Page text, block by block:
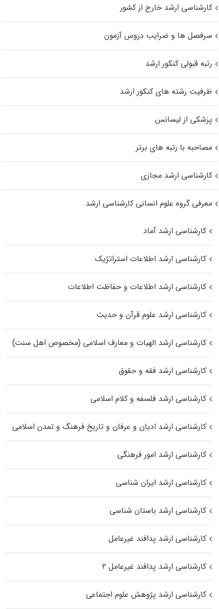
کارشناسی ارشد خارج از کشور
سرفصل ها و ضرایب دروس آزمون
رتبه قبولی کنکور ارشد
ظرفیت رشته های کنکور ارشد
پزشکی از لیسانس
مصاحبه با رتبه های برتر
کارشناسی ارشد مجازی
معرفی گروه علوم انسانی کارشناسی ارشد
کارشناسی ارشد آماد
کارشناسی ارشد اطلاعات استراتژیک
کارشناسی ارشد اطلاعات و حفاظت اطلاعات
کارشناسی ارشد علوم قرآن و حدیث
کارشناسی ارشد الهیات و معارف اسلامی (مخصوص اهل سنت)
کارشناسی ارشد فقه و حقوق
کارشناسی ارشد فلسفه و کلام اسلامی
کارشناسی ارشد ادیان و عرفان و تاریخ فرهنگ و تمدن اسلامی
کارشناسی ارشد امور فرهنگی
کارشناسی ارشد ایران شناسی
کارشناسی ارشد باستان شناسی
کارشناسی ارشد پدافند غیرعامل
کارشناسی ارشد پدافند غیرعامل ۲
کارشناسی ارشد پژوهش علوم اجتماعی